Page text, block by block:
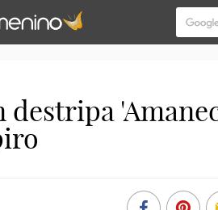
destripa